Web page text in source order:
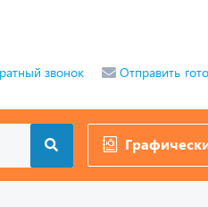
звонок Отправить